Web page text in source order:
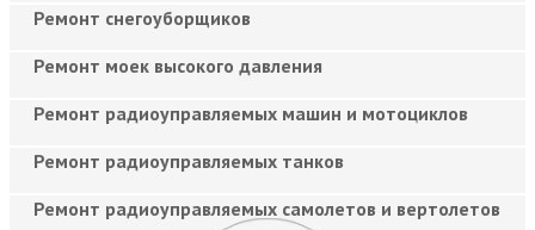
Ремонт снегоуборщиков
Ремонт моек высокого давления
Ремонт радиоуправляемых машин и мотоциклов
Ремонт радиоуправляемых танков
Ремонт радиоуправляемых самолетов и вертолетов